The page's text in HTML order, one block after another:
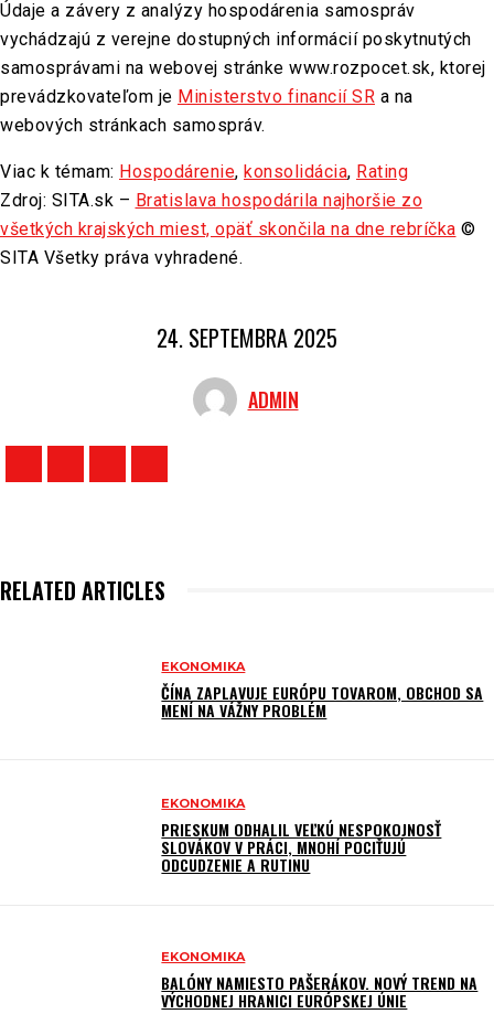
Údaje a závery z analýzy hospodárenia samospráv
vychádzajú z verejne dostupných informácií poskytnutých
samosprávami na webovej stránke www.rozpocet.sk, ktorej
prevádzkovateľom je Ministerstvo financií SR a na
webových stránkach samospráv.
Viac k témam: Hospodárenie, konsolidácia, Rating
Zdroj: SITA.sk – Bratislava hospodárila najhoršie zo
všetkých krajských miest, opäť skončila na dne rebríčka ©
SITA Všetky práva vyhradené.
24. SEPTEMBRA 2025
ADMIN
RELATED ARTICLES
EKONOMIKA
ČÍNA ZAPLAVUJE EURÓPU TOVAROM, OBCHOD SA
MENÍ NA VÁŽNY PROBLÉM
EKONOMIKA
PRIESKUM ODHALIL VEĽKÚ NESPOKOJNOSŤ
SLOVÁKOV V PRÁCI, MNOHÍ POCIŤUJÚ
ODCUDZENIE A RUTINU
EKONOMIKA
BALÓNY NAMIESTO PAŠERÁKOV. NOVÝ TREND NA
VÝCHODNEJ HRANICI EURÓPSKEJ ÚNIE